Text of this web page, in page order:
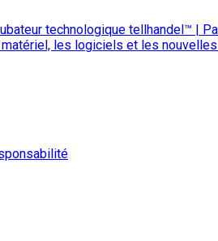
| migration GNU Linux